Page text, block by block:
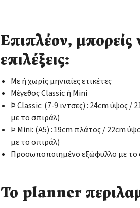
Επιπλέον, μπορείς
επιλέξεις:
Με ή χωρίς μηνιαίες ετικέτες
Μέγεθος Classic ή Mini
Þ Classic: (7-9 ιντσες) : 24cm ύψος /
με το σπιράλ)
Þ Mini: (Α5) : 19cm πλάτος / 22cm
με το σπιράλ)
Προσωποποιημένο εξώφυλλο με το
Το planner